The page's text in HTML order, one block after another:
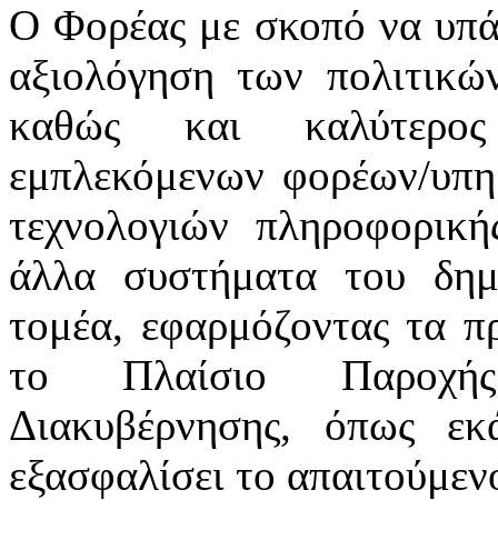
Ο Φορέας με σκοπό να
αξιολόγηση των
καθώς και
εμπλεκόμενων φορέων/
τεχνολογιών
άλλα συστήματα του
τομέα, εφαρμόζοντας τα
το Πλαίσιο
Διακυβέρνησης, όπως
εξασφαλίσει το